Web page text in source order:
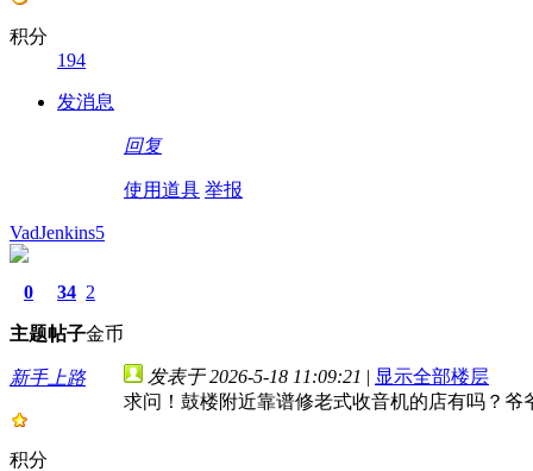
积分
194
发消息
回复
使用道具 举报
VadJenkins5
0
主题
34
帖子
2
金币
新手上路
积分
发表于 2026-5-18 11:09:21 | 显示全部楼层
求问！鼓楼附近靠谱修老式收音机的店有吗？